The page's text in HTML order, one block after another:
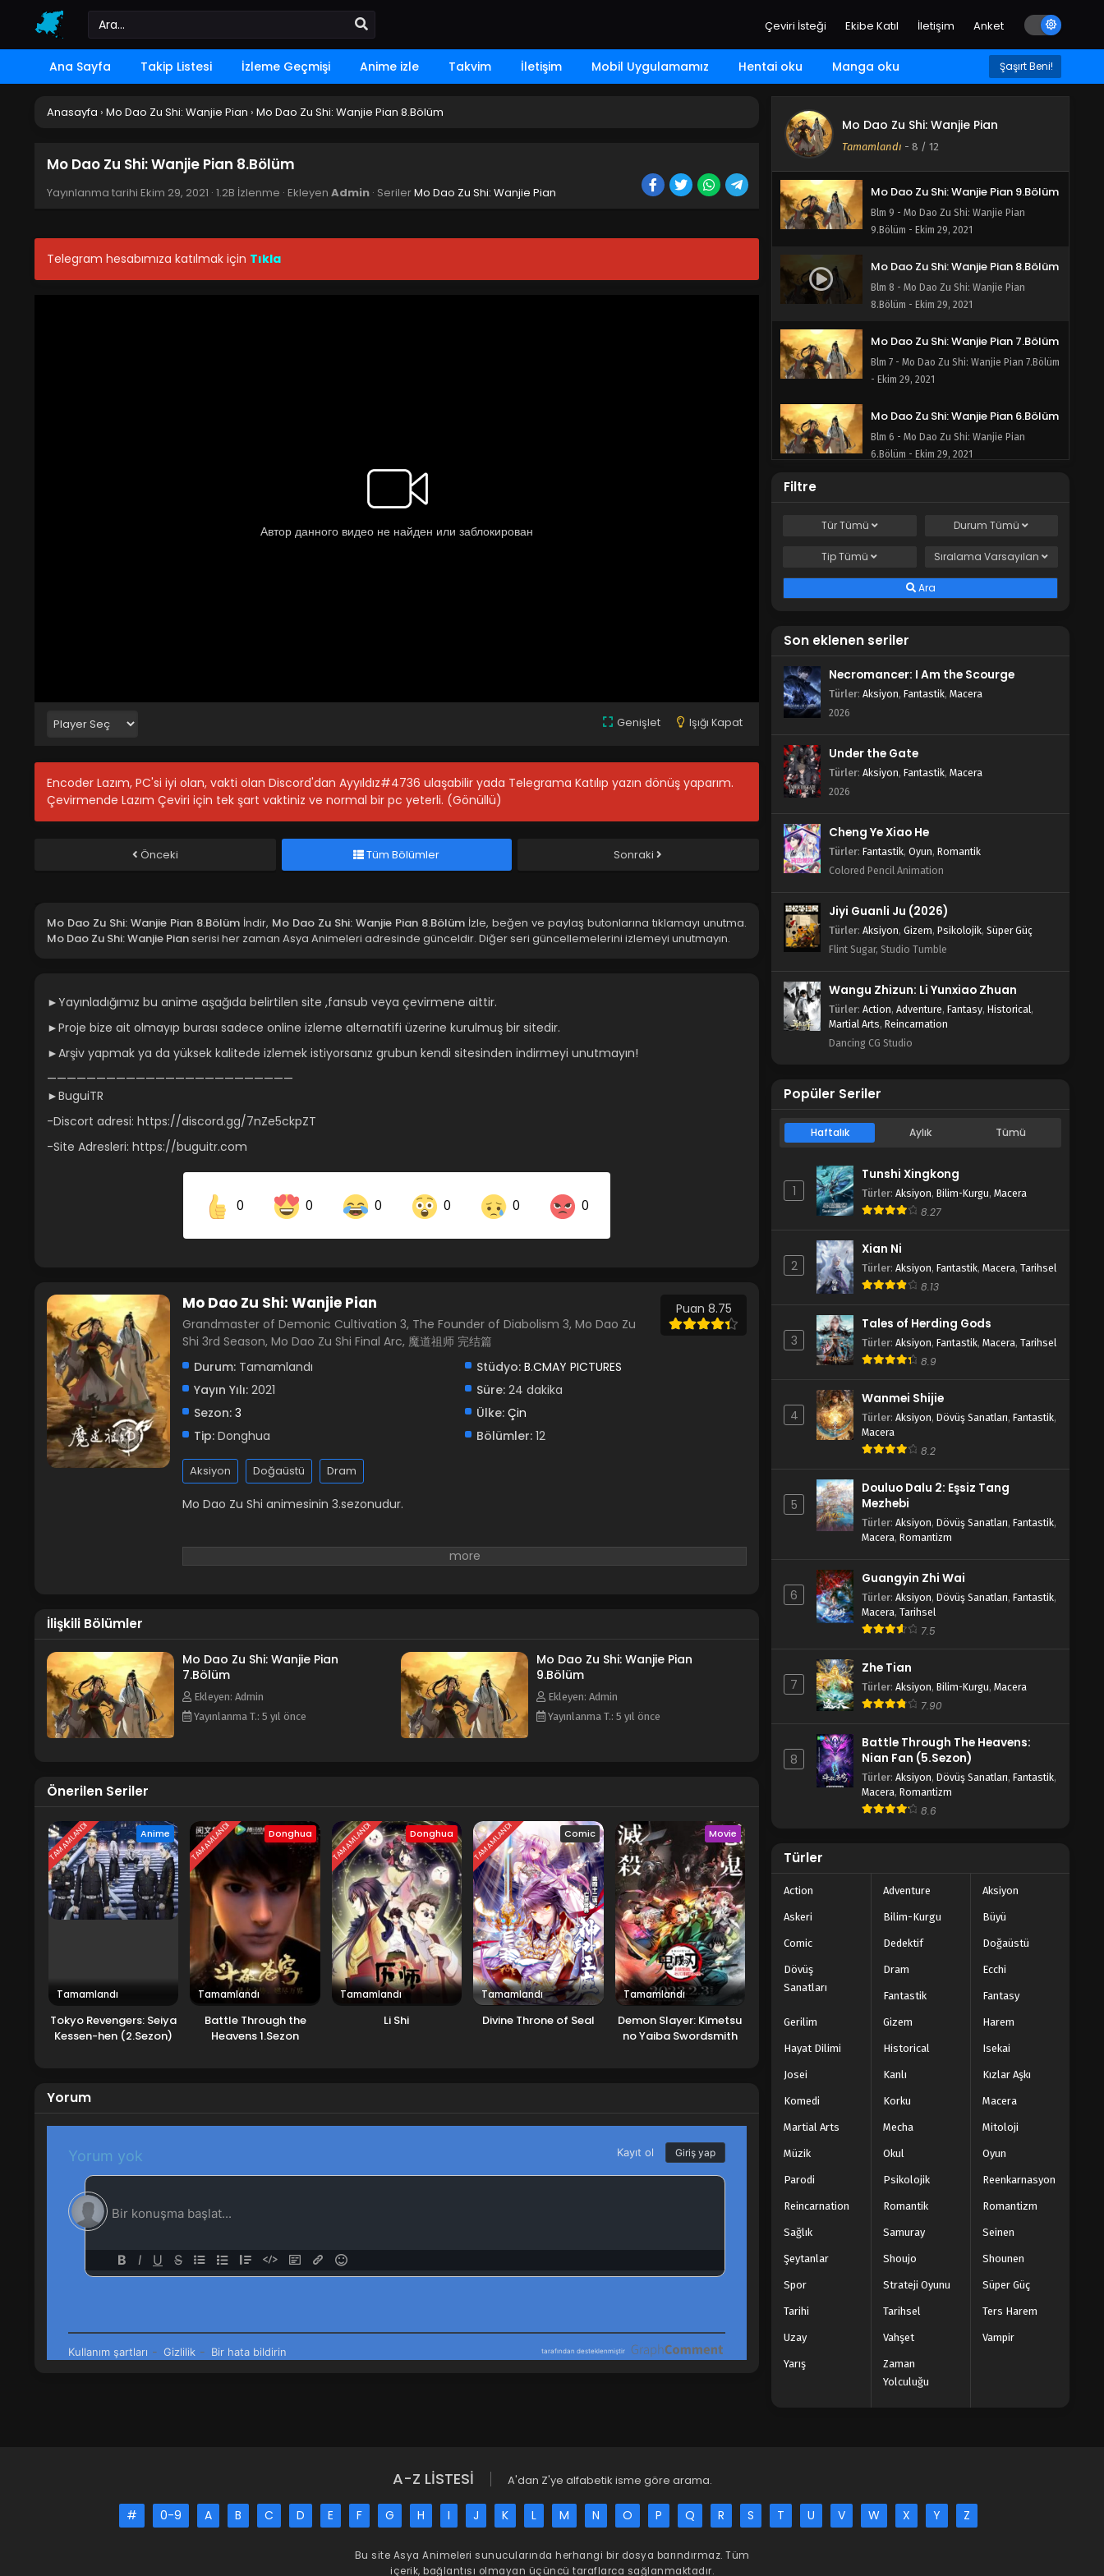
Çeviri İsteği Ekibe Katıl İletişim Anket
Ana Sayfa Takip Listesi İzleme Geçmişi Anime izle Takvim İletişim Mobil Uygulamamız Hentai oku Manga oku Şaşırt Beni!
Anasayfa › Mo Dao Zu Shi: Wanjie Pian › Mo Dao Zu Shi: Wanjie Pian 8.Bölüm
Mo Dao Zu Shi: Wanjie Pian 8.Bölüm
Yayınlanma tarihi Ekim 29, 2021 · 1.2B İzlenme · Ekleyen Admin · SerilerMo Dao Zu Shi: Wanjie Pian
Telegram hesabımıza katılmak için Tıkla
Genişlet Işığı Kapat
Encoder Lazım, PC'si iyi olan, vakti olan Discord'dan Ayyıldız#4736 ulaşabilir yada Telegrama Katılıp yazın dönüş yaparım.
Çevirmende Lazım Çeviri için tek şart vaktiniz ve normal bir pc yeterli. (Gönüllü)
Önceki Tüm Bölümler Sonraki
Mo Dao Zu Shi: Wanjie Pian 8.Bölüm İndir, Mo Dao Zu Shi: Wanjie Pian 8.Bölüm İzle, beğen ve paylaş butonlarına tıklamayı unutma.
Mo Dao Zu Shi: Wanjie Pianserisi her zaman Asya Animeleri adresinde günceldir. Diğer seri güncellemelerini izlemeyi unutmayın.
►Yayınladığımız bu anime aşağıda belirtilen site ,fansub veya çevirmene aittir.
►Proje bize ait olmayıp burası sadece online izleme alternatifi üzerine kurulmuş bir sitedir.
►Arşiv yapmak ya da yüksek kalitede izlemek istiyorsanız grubun kendi sitesinden indirmeyi unutmayın!
—————————————————————————
►BuguiTR
-Discort adresi: https://discord.gg/7nZe5ckpZT
-Site Adresleri: https://buguitr.com
0 0 0 0 0 0
Share on Pinterest
Mo Dao Zu Shi: Wanjie Pian
Grandmaster of Demonic Cultivation 3, The Founder of Diabolism 3, Mo Dao Zu
Shi 3rd Season, Mo Dao Zu Shi Final Arc, 魔道祖师 完结篇
Puan 8.75
Durum: Tamamlandı Stüdyo: B.CMAY PICTURES
Yayın Yılı: 2021 Süre:24 dakika
Sezon: 3 Ülke: Çin
Tip: Donghua Bölümler:12
Aksiyon Doğaüstü Dram
Mo Dao Zu Shi animesinin 3.sezonudur.
İlişkili Bölümler
Mo Dao Zu Shi: Wanjie Pian
7.Bölüm
Ekleyen: Admin
Yayınlanma T.: 5 yıl önce
Mo Dao Zu Shi: Wanjie Pian
9.Bölüm
Ekleyen: Admin
Yayınlanma T.: 5 yıl önce
Önerilen Seriler
TAMAMLANDI Anime
Tamamlandı
Tokyo Revengers: Seiya
Kessen-hen (2.Sezon)
TAMAMLANDI Donghua
Tamamlandı
Battle Through the
Heavens 1.Sezon
TAMAMLANDI Donghua
Tamamlandı
Li Shi
TAMAMLANDI Comic
Tamamlandı
Divine Throne of Seal
Movie
Tamamlandı
Demon Slayer: Kimetsu
no Yaiba Swordsmith
Yorum
Mo Dao Zu Shi: Wanjie Pian
Tamamlandı - 8 / 12
Mo Dao Zu Shi: Wanjie Pian 11.Bölüm
Blm 11 - Mo Dao Zu Shi: Wanjie Pian
11.Bölüm - Ekim 29, 2021
10.Bölüm
Mo Dao Zu Shi: Wanjie Pian 9.Bölüm
Blm 9 - Mo Dao Zu Shi: Wanjie Pian
9.Bölüm - Ekim 29, 2021
Mo Dao Zu Shi: Wanjie Pian 8.Bölüm
Blm 8 - Mo Dao Zu Shi: Wanjie Pian
8.Bölüm - Ekim 29, 2021
Mo Dao Zu Shi: Wanjie Pian 7.Bölüm
Blm 7 - Mo Dao Zu Shi: Wanjie Pian 7.Bölüm
- Ekim 29, 2021
Mo Dao Zu Shi: Wanjie Pian 6.Bölüm
Blm 6 - Mo Dao Zu Shi: Wanjie Pian
6.Bölüm - Ekim 29, 2021
5.Bölüm - Ekim 29, 2021
Mo Dao Zu Shi: Wanjie Pian 4.Bölüm
Blm 4 - Mo Dao Zu Shi: Wanjie Pian
Mo Dao Zu Shi: Wanjie Pian 3.Bölüm
3.Bölüm - Ekim 29, 2021
2.Bölüm - Ekim 29, 2021
- Ekim 29, 2021
Filtre
TürTümü DurumTümü
TipTümü SıralamaVarsayılan
Ara
Son eklenen seriler
Necromancer: I Am the Scourge
Türler: Aksiyon, Fantastik, Macera
2026
Under the Gate
Türler: Aksiyon, Fantastik, Macera
2026
Cheng Ye Xiao He
Türler: Fantastik, Oyun, Romantik
Colored Pencil Animation
Jiyi Guanli Ju (2026)
Türler: Aksiyon, Gizem, Psikolojik, Süper Güç
Flint Sugar, Studio Tumble
Wangu Zhizun: Li Yunxiao Zhuan
Türler: Action, Adventure, Fantasy, Historical,
Martial Arts, Reincarnation
Dancing CG Studio
Popüler Seriler
Haftalık Aylık Tümü
1
Tunshi Xingkong
Türler: Aksiyon, Bilim-Kurgu, Macera
8.27
2
Xian Ni
Türler: Aksiyon, Fantastik, Macera, Tarihsel
8.13
3
Tales of Herding Gods
Türler: Aksiyon, Fantastik, Macera, Tarihsel
8.9
4
Wanmei Shijie
Türler: Aksiyon, Dövüş Sanatları, Fantastik,
Macera
8.2
5
Douluo Dalu 2: Eşsiz Tang
Mezhebi
Türler: Aksiyon, Dövüş Sanatları, Fantastik,
Macera, Romantizm
6
Guangyin Zhi Wai
Türler: Aksiyon, Dövüş Sanatları, Fantastik,
Macera, Tarihsel
7.5
7
Zhe Tian
Türler: Aksiyon, Bilim-Kurgu, Macera
7.90
8
Battle Through The Heavens:
Nian Fan (5.Sezon)
Türler: Aksiyon, Dövüş Sanatları, Fantastik,
Macera, Romantizm
8.6
Türler
Action Adventure Aksiyon
Askeri Bilim-Kurgu Büyü
Comic Dedektif Doğaüstü
Dövüş
Sanatları
Dram Ecchi
Fantastik Fantasy
Gerilim Gizem Harem
Hayat Dilimi Historical Isekai
Josei Kanlı Kızlar Aşkı
Komedi Korku Macera
Martial Arts Mecha Mitoloji
Müzik Okul Oyun
Parodi Psikolojik Reenkarnasyon
Reincarnation Romantik Romantizm
Sağlık Samuray Seinen
Şeytanlar Shoujo Shounen
Spor Strateji Oyunu Süper Güç
Tarihi Tarihsel Ters Harem
Uzay Vahşet Vampir
Yarış
Zaman
Yolculuğu
A-Z LİSTESİ A'dan Z'ye alfabetik isme göre arama.
# 0-9 A B C D E F G H I J K L M N O P Q R S T U V W X Y Z
Bu site Asya Animeleri sunucularında herhangi bir dosya barındırmaz. Tüm
içerik, bağlantısı olmayan üçüncü taraflarca sağlanmaktadır.